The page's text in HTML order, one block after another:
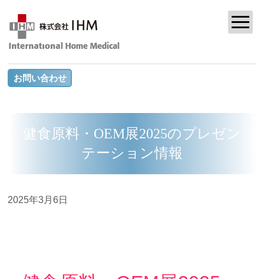
お問い合わせ
健食原料・OEM展2025のプレゼン
テーション情報
2025年3月6日